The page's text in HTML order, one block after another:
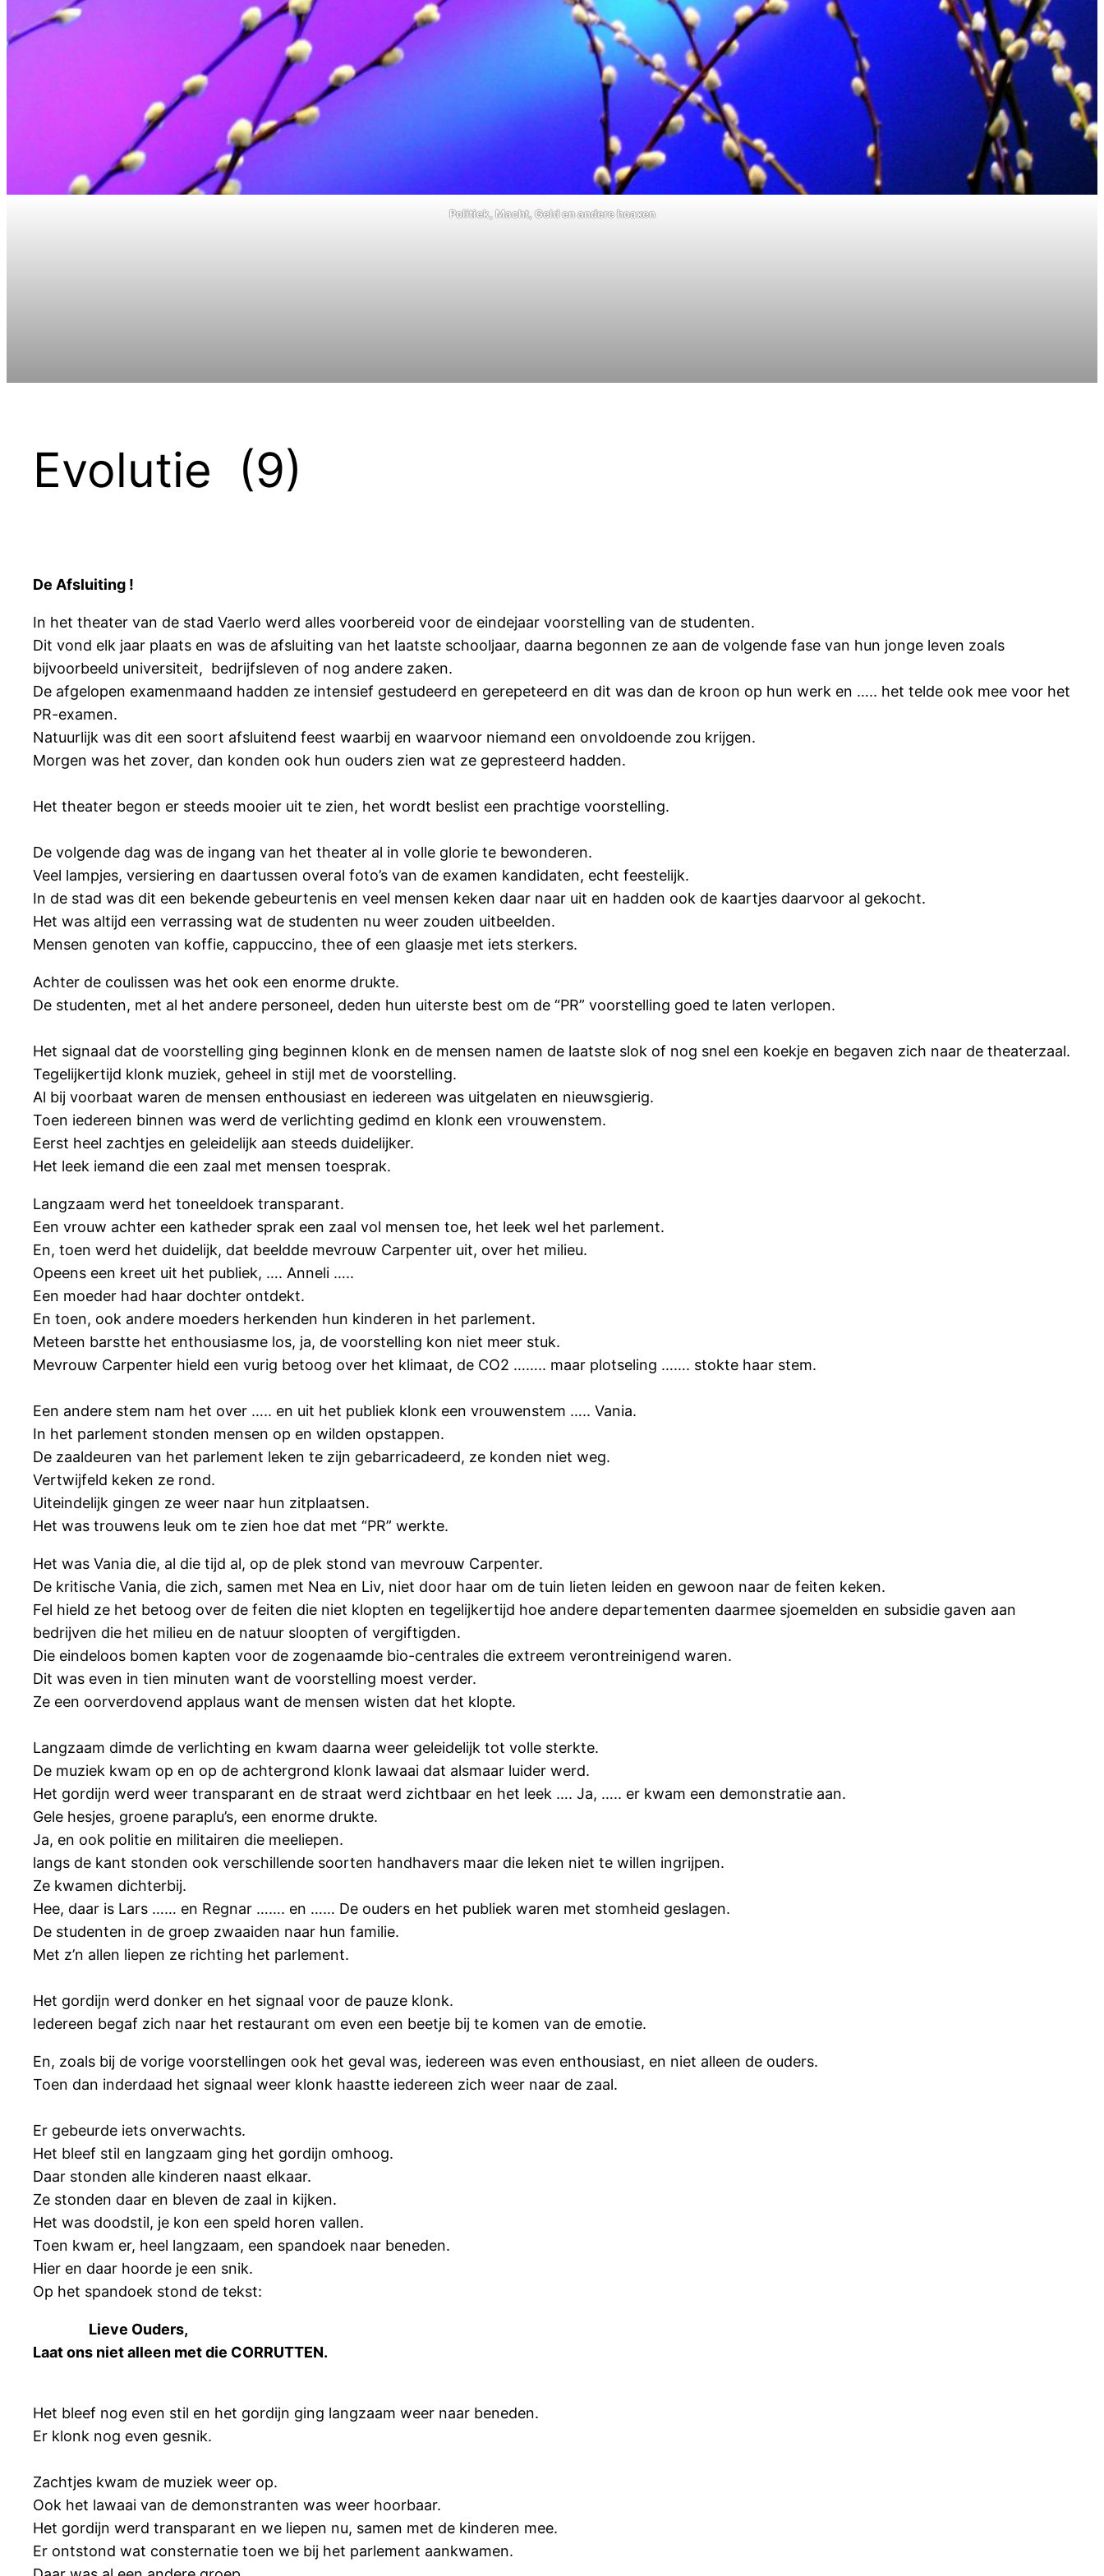
Politiek, Macht, Geld en andere hoaxen
Evolutie (9)
De Afsluiting !
In het theater van de stad Vaerlo werd alles voorbereid voor de eindejaar voorstelling van de studenten.
Dit vond elk jaar plaats en was de afsluiting van het laatste schooljaar, daarna begonnen ze aan de volgende fase van hun jonge leven zoals
bijvoorbeeld universiteit, bedrijfsleven of nog andere zaken.
De afgelopen examenmaand hadden ze intensief gestudeerd en gerepeteerd en dit was dan de kroon op hun werk en ….. het telde ook mee voor het
PR-examen.
Natuurlijk was dit een soort afsluitend feest waarbij en waarvoor niemand een onvoldoende zou krijgen.
Morgen was het zover, dan konden ook hun ouders zien wat ze gepresteerd hadden.
Het theater begon er steeds mooier uit te zien, het wordt beslist een prachtige voorstelling.
De volgende dag was de ingang van het theater al in volle glorie te bewonderen.
Veel lampjes, versiering en daartussen overal foto’s van de examen kandidaten, echt feestelijk.
In de stad was dit een bekende gebeurtenis en veel mensen keken daar naar uit en hadden ook de kaartjes daarvoor al gekocht.
Het was altijd een verrassing wat de studenten nu weer zouden uitbeelden.
Mensen genoten van koffie, cappuccino, thee of een glaasje met iets sterkers.
Achter de coulissen was het ook een enorme drukte.
De studenten, met al het andere personeel, deden hun uiterste best om de “PR” voorstelling goed te laten verlopen.
Het signaal dat de voorstelling ging beginnen klonk en de mensen namen de laatste slok of nog snel een koekje en begaven zich naar de theaterzaal.
Tegelijkertijd klonk muziek, geheel in stijl met de voorstelling.
Al bij voorbaat waren de mensen enthousiast en iedereen was uitgelaten en nieuwsgierig.
Toen iedereen binnen was werd de verlichting gedimd en klonk een vrouwenstem.
Eerst heel zachtjes en geleidelijk aan steeds duidelijker.
Het leek iemand die een zaal met mensen toesprak.
Langzaam werd het toneeldoek transparant.
Een vrouw achter een katheder sprak een zaal vol mensen toe, het leek wel het parlement.
En, toen werd het duidelijk, dat beeldde mevrouw Carpenter uit, over het milieu.
Opeens een kreet uit het publiek, …. Anneli …..
Een moeder had haar dochter ontdekt.
En toen, ook andere moeders herkenden hun kinderen in het parlement.
Meteen barstte het enthousiasme los, ja, de voorstelling kon niet meer stuk.
Mevrouw Carpenter hield een vurig betoog over het klimaat, de CO2 …….. maar plotseling ……. stokte haar stem.
Een andere stem nam het over ….. en uit het publiek klonk een vrouwenstem ….. Vania.
In het parlement stonden mensen op en wilden opstappen.
De zaaldeuren van het parlement leken te zijn gebarricadeerd, ze konden niet weg.
Vertwijfeld keken ze rond.
Uiteindelijk gingen ze weer naar hun zitplaatsen.
Het was trouwens leuk om te zien hoe dat met “PR” werkte.
Het was Vania die, al die tijd al, op de plek stond van mevrouw Carpenter.
De kritische Vania, die zich, samen met Nea en Liv, niet door haar om de tuin lieten leiden en gewoon naar de feiten keken.
Fel hield ze het betoog over de feiten die niet klopten en tegelijkertijd hoe andere departementen daarmee sjoemelden en subsidie gaven aan
bedrijven die het milieu en de natuur sloopten of vergiftigden.
Die eindeloos bomen kapten voor de zogenaamde bio-centrales die extreem verontreinigend waren.
Dit was even in tien minuten want de voorstelling moest verder.
Ze een oorverdovend applaus want de mensen wisten dat het klopte.
Langzaam dimde de verlichting en kwam daarna weer geleidelijk tot volle sterkte.
De muziek kwam op en op de achtergrond klonk lawaai dat alsmaar luider werd.
Het gordijn werd weer transparant en de straat werd zichtbaar en het leek …. Ja, ….. er kwam een demonstratie aan.
Gele hesjes, groene paraplu’s, een enorme drukte.
Ja, en ook politie en militairen die meeliepen.
langs de kant stonden ook verschillende soorten handhavers maar die leken niet te willen ingrijpen.
Ze kwamen dichterbij.
Hee, daar is Lars …… en Regnar ……. en …… De ouders en het publiek waren met stomheid geslagen.
De studenten in de groep zwaaiden naar hun familie.
Met z’n allen liepen ze richting het parlement.
Het gordijn werd donker en het signaal voor de pauze klonk.
Iedereen begaf zich naar het restaurant om even een beetje bij te komen van de emotie.
En, zoals bij de vorige voorstellingen ook het geval was, iedereen was even enthousiast, en niet alleen de ouders.
Toen dan inderdaad het signaal weer klonk haastte iedereen zich weer naar de zaal.
Er gebeurde iets onverwachts.
Het bleef stil en langzaam ging het gordijn omhoog.
Daar stonden alle kinderen naast elkaar.
Ze stonden daar en bleven de zaal in kijken.
Het was doodstil, je kon een speld horen vallen.
Toen kwam er, heel langzaam, een spandoek naar beneden.
Hier en daar hoorde je een snik.
Op het spandoek stond de tekst:
Lieve Ouders,
Laat ons niet alleen met die CORRUTTEN.
Het bleef nog even stil en het gordijn ging langzaam weer naar beneden.
Er klonk nog even gesnik.
Zachtjes kwam de muziek weer op.
Ook het lawaai van de demonstranten was weer hoorbaar.
Het gordijn werd transparant en we liepen nu, samen met de kinderen mee.
Er ontstond wat consternatie toen we bij het parlement aankwamen.